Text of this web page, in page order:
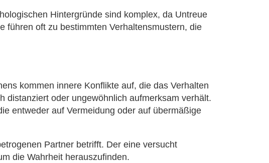
Hintergründe sind komplex, da Untreue
führen oft zu bestimmten Verhaltensmustern, die
kommen innere Konflikte auf, die das Verhalten
distanziert oder ungewöhnlich aufmerksam verhält.
entweder auf Vermeidung oder auf übermäßige
Partner betrifft. Der eine versucht
die Wahrheit herauszufinden.